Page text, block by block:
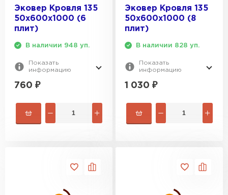
Эковер Кровля 135
50х600х1000 (6
плит)
В наличии 948 уп.
Показать
информацию
760 ₽
Эковер Кровля 135
50х600х1000 (8
плит)
В наличии 828 уп.
Показать
информацию
1 030 ₽